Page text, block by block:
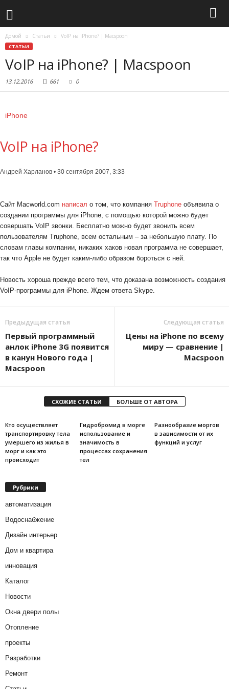
Домой Статьи VoIP на iPhone? | Macspoon
СТАТЬИ
VoIP на iPhone? | Macspoon
13.12.2016 661 0
iPhone
VoIP на iPhone?
Андрей Харланов • 30 сентября 2007, 3:33
Сайт Macworld.com написал о том, что компания Truphone объявила о
создании программы для iPhone, с помощью которой можно будет
совершать VoIP звонки. Бесплатно можно будет звонить всем
пользователям Truphone, всем остальным – за небольшую плату. По
словам главы компании, никаких хаков новая программа не совершает,
так что Apple не будет каким-либо образом бороться с ней.
Новость хороша прежде всего тем, что доказана возможность создания
VoIP-программы для iPhone. Ждем ответа Skype.
Предыдущая статья
Первый программный
анлок iPhone 3G появится
в канун Нового года |
Macspoon
Следующая статья
Цены на iPhone по всему
миру — сравнение |
Macspoon
СХОЖИЕ СТАТЬИ БОЛЬШЕ ОТ АВТОРА
Кто осуществляет
транспортировку тела
умершего из жилья в
морг и как это
происходит
Гидробромид в морге
использование и
значимость в
процессах сохранения
тел
Разнообразие моргов
в зависимости от их
функций и услуг
Рубрики
автоматизация
Водоснабжение
Дизайн интерьер
Дом и квартира
инновация
Каталог
Новости
Окна двери полы
Отопление
проекты
Разработки
Ремонт